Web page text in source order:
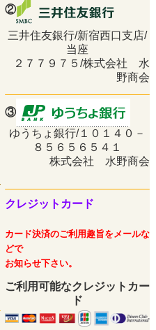
②
三井住友銀行/新宿西口支店/
当座
２７７９７５/株式会社 水
野商会
③
ゆうちょ銀行/１０１４０－
８５６５６５４１
株式会社 水野商会
クレジットカード
カード決済のご利用趣旨をメールな
どで
お知らせ下さい。
ご利用可能なクレジットカー
ド